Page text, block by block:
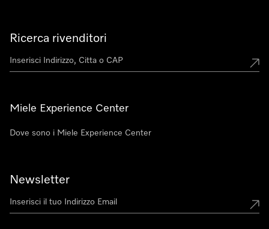
Ricerca rivenditori
Miele Experience Center
Dove sono i Miele Experience Center
Newsletter